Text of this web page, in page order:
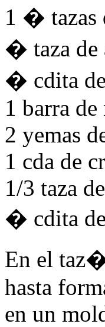
1 � tazas
� taza de
� cdita
1 barra
2 yemas
1 cda de
1/3 taza
� cdita de
En el
hasta
en un